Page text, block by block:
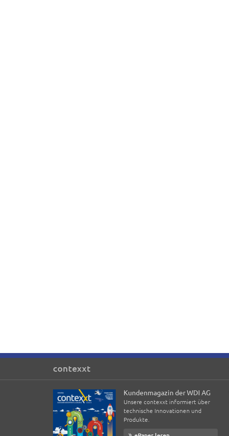
contexxt
Kundenmagazin der WDI AG
Unsere contexxt informiert über
technische Innovationen und
Produkte.